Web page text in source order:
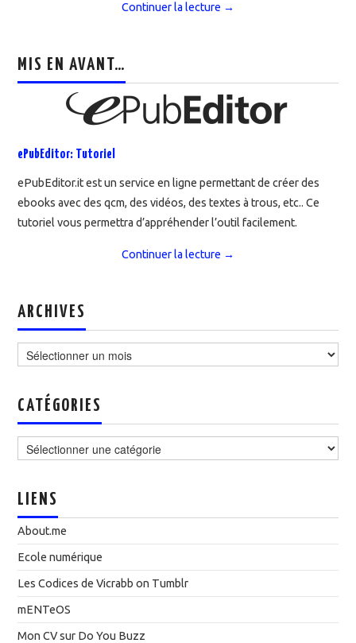
Continuer la lecture →
MIS EN AVANT…
ePubEditor: Tutoriel
ePubEditor.it est un service en ligne permettant de créer des
ebooks avec des qcm, des vidéos, des textes à trous, etc.. Ce
tutoriel vous permettra d’appréhender l’outil facilement.
Continuer la lecture →
ARCHIVES
CATÉGORIES
LIENS
About.me
Ecole numérique
Les Codices de Vicrabb on Tumblr
mENTeOS
Mon CV sur Do You Buzz